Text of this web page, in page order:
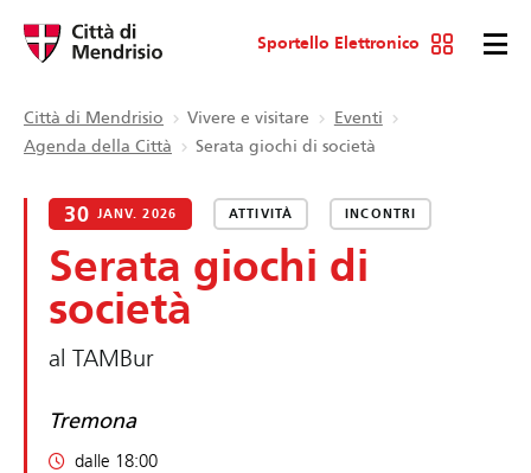
Sportello Elettronico
Città di Mendrisio Vivere e visitare
Eventi
Agenda della Città
Serata giochi di società
30 JANV. 2026 ATTIVITÀ INCONTRI
Serata giochi di
società
al TAMBur
Tremona
dalle 18:00